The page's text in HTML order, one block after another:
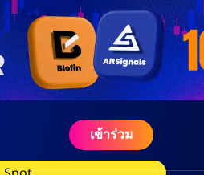
เข้าร่วม